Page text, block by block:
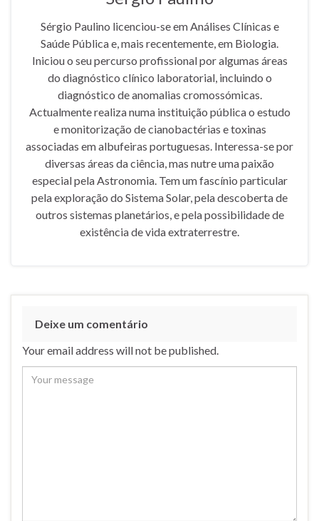
Sérgio Paulino licenciou-se em Análises Clínicas e
Saúde Pública e, mais recentemente, em Biologia.
Iniciou o seu percurso profissional por algumas áreas
do diagnóstico clínico laboratorial, incluindo o
diagnóstico de anomalias cromossómicas.
Actualmente realiza numa instituição pública o estudo
e monitorização de cianobactérias e toxinas
associadas em albufeiras portuguesas. Interessa-se por
diversas áreas da ciência, mas nutre uma paixão
especial pela Astronomia. Tem um fascínio particular
pela exploração do Sistema Solar, pela descoberta de
outros sistemas planetários, e pela possibilidade de
existência de vida extraterrestre.
Deixe um comentário
Your email address will not be published.